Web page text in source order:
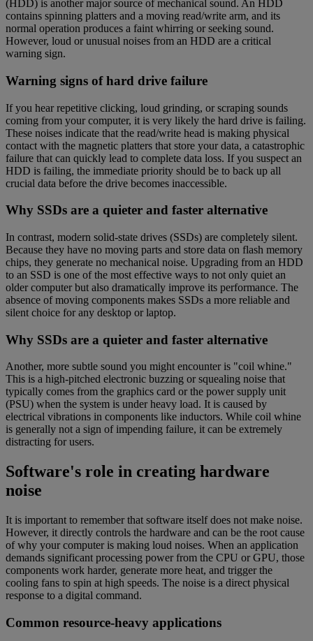
(HDD) is another major source of mechanical sound. An HDD
contains spinning platters and a moving read/write arm, and its
normal operation produces a faint whirring or seeking sound.
However, loud or unusual noises from an HDD are a critical
warning sign.
Warning signs of hard drive failure
If you hear repetitive clicking, loud grinding, or scraping sounds
coming from your computer, it is very likely the hard drive is failing.
These noises indicate that the read/write head is making physical
contact with the magnetic platters that store your data, a catastrophic
failure that can quickly lead to complete data loss. If you suspect an
HDD is failing, the immediate priority should be to back up all
crucial data before the drive becomes inaccessible.
Why SSDs are a quieter and faster alternative
In contrast, modern solid-state drives (SSDs) are completely silent.
Because they have no moving parts and store data on flash memory
chips, they generate no mechanical noise. Upgrading from an HDD
to an SSD is one of the most effective ways to not only quiet an
older computer but also dramatically improve its performance. The
absence of moving components makes SSDs a more reliable and
silent choice for any desktop or laptop.
Why SSDs are a quieter and faster alternative
Another, more subtle sound you might encounter is "coil whine."
This is a high-pitched electronic buzzing or squealing noise that
typically comes from the graphics card or the power supply unit
(PSU) when the system is under heavy load. It is caused by
electrical vibrations in components like inductors. While coil whine
is generally not a sign of impending failure, it can be extremely
distracting for users.
Software's role in creating hardware
noise
It is important to remember that software itself does not make noise.
However, it directly controls the hardware and can be the root cause
of why your computer is making loud noises. When an application
demands significant processing power from the CPU or GPU, those
components work harder, generate more heat, and trigger the
cooling fans to spin at high speeds. The noise is a direct physical
response to a digital command.
Common resource-heavy applications